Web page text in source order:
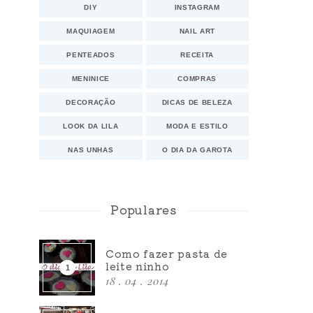
DIY INSTAGRAM
MAQUIAGEM NAIL ART
PENTEADOS RECEITA
MENINICE COMPRAS
DECORAÇÃO DICAS DE BELEZA
LOOK DA LILA MODA E ESTILO
NAS UNHAS O DIA DA GAROTA
Populares
Como fazer pasta de
leite ninho
18 . 04 . 2014